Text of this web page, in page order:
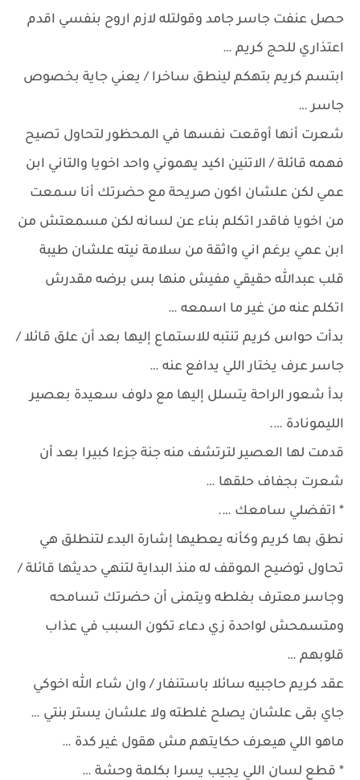
حصل عنفت جاسر جامد وقولتله لازم اروح بنفسي اقدم
اعتذاري للحج كريم …
ابتسم كريم بتهكم لينطق ساخرا / يعني جاية بخصوص
جاسر …
شعرت أنها أوقعت نفسها في المحظور لتحاول تصيح
فهمه قائلة / الاتنين اكيد يهموني واحد اخويا والتاني ابن
عمي لكن علشان اكون صريحة مع حضرتك أنا سمعت
من اخويا فاقدر اتكلم بناء عن لسانه لكن مسمعتش من
ابن عمي برغم اني واثقة من سلامة نيته علشان طيبة
قلب عبدالله حقيقي مفيش منها بس برضه مقدرش
اتكلم عنه من غير ما اسمعه …
بدأت حواس كريم تنتبه للاستماع إليها بعد أن علق قائلا /
جاسر عرف يختار اللي يدافع عنه …
بدأ شعور الراحة يتسلل إليها مع دلوف سعيدة بعصير
الليمونادة ….
قدمت لها العصير لترتشف منه جنة جزءا كبيرا بعد أن
شعرت بجفاف حلقها …
* اتفضلي سامعك ….
نطق بها كريم وكأنه يعطيها إشارة البدء لتنطلق هي
تحاول توضيح الموقف له منذ البداية لتنهي حديثها قائلة /
وجاسر معترف بغلطه ويتمنى أن حضرتك تسامحه
ومتسمحش لواحدة زي دعاء تكون السبب في عذاب
قلوبهم …
عقد كريم حاجبيه سائلا باستنفار / وان شاء الله اخوكي
جاي بقى علشان يصلح غلطته ولا علشان يستر بنتي …
ماهو اللي هيعرف حكايتهم مش هقول غير كدة …
* قطع لسان اللي يجيب يسرا بكلمة وحشة …